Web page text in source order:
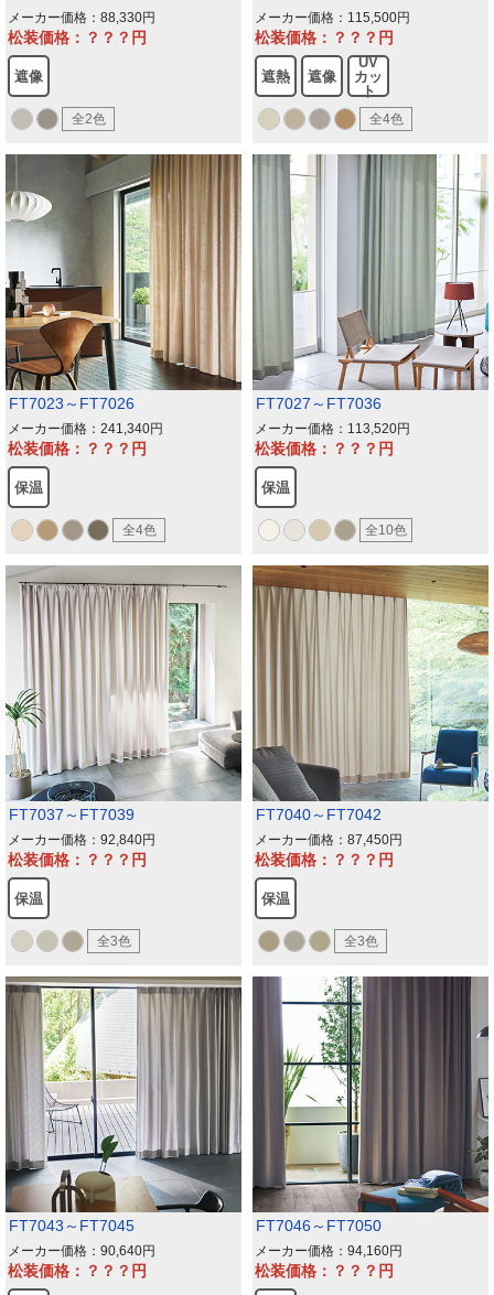
メーカー価格：88,330
松装価格：？？？
遮像
全2色
メーカー価格：115,500
松装価格：？？？
遮熱 遮像
UV
カッ
ト
全4色
FT7023～FT7026
メーカー価格：241,340
松装価格：？？？
保温
全4色
FT7027～FT7036
メーカー価格：113,520
松装価格：？？？
保温
全10色
FT7037～FT7039
メーカー価格：92,840
松装価格：？？？
保温
全3色
FT7040～FT7042
メーカー価格：87,450
松装価格：？？？
保温
全3色
FT7043～FT7045
メーカー価格：90,640
松装価格：？？？
FT7046～FT7050
メーカー価格：94,160
松装価格：？？？